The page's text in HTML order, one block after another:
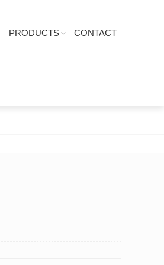
PRODUCTS CONTACT